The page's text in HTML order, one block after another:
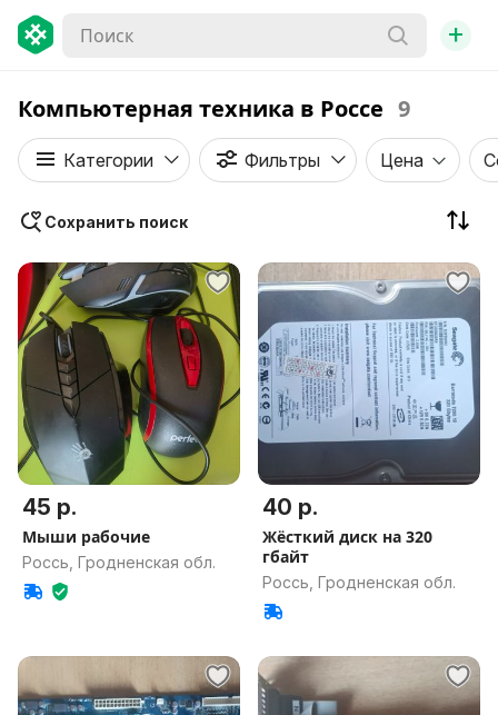
+
Компьютерная техника в Россе 9
Категории Фильтры Цена
Сохранить поиск
45 р.
Мыши рабочие
Россь, Гродненская обл.
40 р.
Жёсткий диск на 320
гбайт
Россь, Гродненская обл.